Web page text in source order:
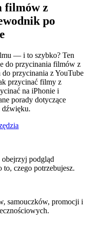
filmów z
po
— i to szybko? Ten
do przycinania filmów z
przycinania z YouTube
przycinać filmy z
na iPhonie i
porady dotyczące
dźwięku.
podgląd
czego potrzebujesz.
samouczków, promocji i